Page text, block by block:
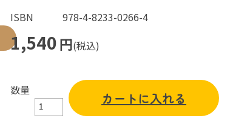
ISBN
978-4-8233-0266-4
1,540円(税込)
数量
カートに入れる